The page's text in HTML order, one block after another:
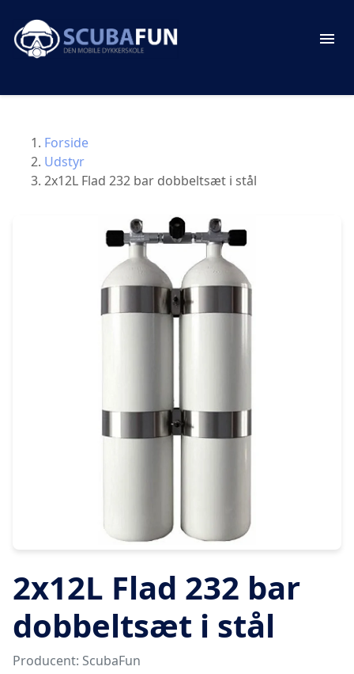
Forside
Udstyr
2x12L Flad 232 bar dobbeltsæt i stål
2x12L Flad 232 bar
dobbeltsæt i stål
Producent: ScubaFun